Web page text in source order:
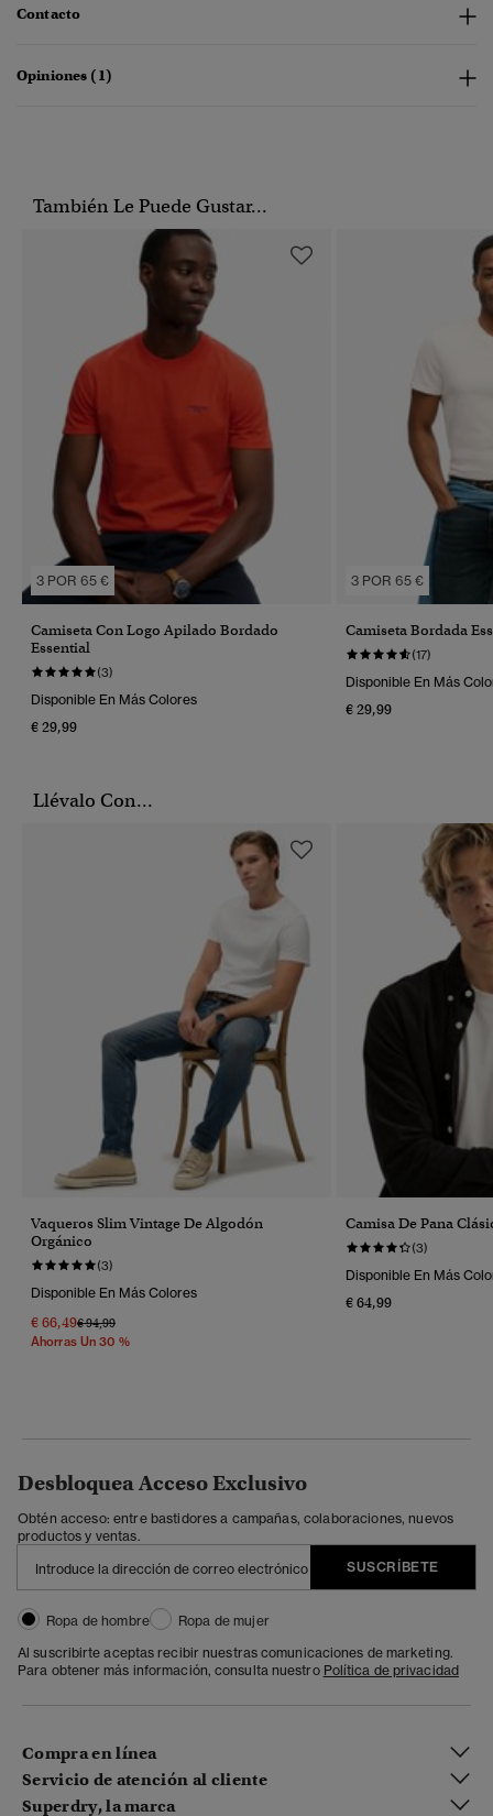
Contacto
Opiniones (1)
También Le Puede Gustar...
3 POR 65 €
Camiseta Con Logo Apilado Bordado
Essential
(3)
Disponible En Más Colores
€ 29,99
3 POR 65 €
Camiseta Bordada
(17)
Disponible En Más
€ 29,99
Llévalo Con...
Vaqueros Slim Vintage De Algodón
Orgánico
(3)
Disponible En Más Colores
€ 66,49Precio Rebajado De
€ 94,99A
Ahorras Un 30 %
Camisa De Pana
(3)
Disponible En Más
€ 64,99
Desbloquea Acceso Exclusivo
Obtén acceso: entre bastidores a campañas, colaboraciones, nuevos
productos y ventas.
SUSCRÍBETE
Ropa de hombre
Ropa de mujer
Al suscribirte aceptas recibir nuestras comunicaciones de marketing.
Para obtener más información, consulta nuestro Política de privacidad
Compra en línea
Servicio de atención al cliente
Superdry, la marca